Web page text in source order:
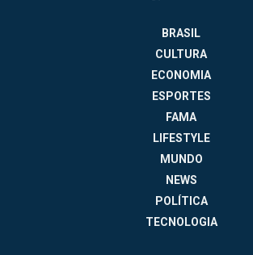
BRASIL
CULTURA
ECONOMIA
ESPORTES
FAMA
LIFESTYLE
MUNDO
NEWS
POLÍTICA
TECNOLOGIA